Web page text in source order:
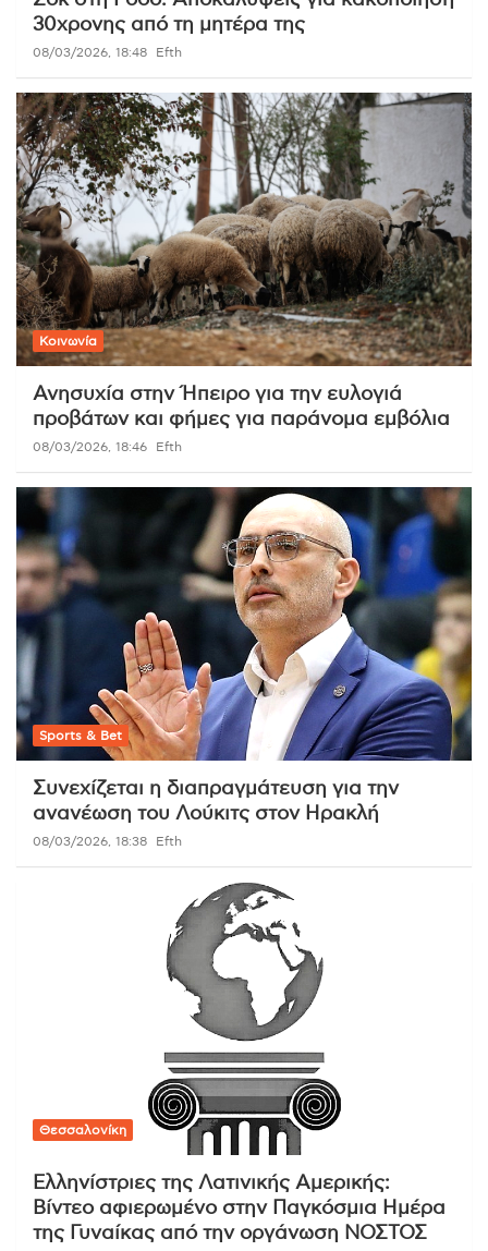
30χρονης από τη μητέρα της
08/03/2026, 18:48 Efth
Κοινωνία
Ανησυχία στην Ήπειρο για την ευλογιά
προβάτων και φήμες για παράνομα εμβόλια
08/03/2026, 18:46 Efth
Sports & Bet
Συνεχίζεται η διαπραγμάτευση για την
ανανέωση του Λούκιτς στον Ηρακλή
08/03/2026, 18:38 Efth
Θεσσαλονίκη
Ελληνίστριες της Λατινικής Αμερικής:
Βίντεο αφιερωμένο στην Παγκόσμια Ημέρα
της Γυναίκας από την οργάνωση ΝΟΣΤΟΣ